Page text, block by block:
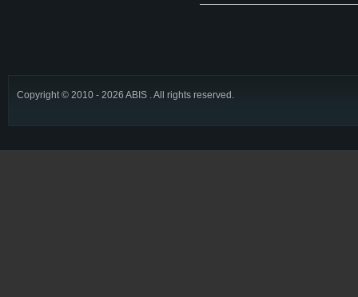
Copyright © 2010 - 2026 ABIS . All rights reserved.